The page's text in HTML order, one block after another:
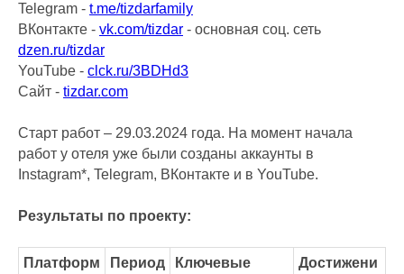
Telegram - t.me/tizdarfamily
ВКонтакте - vk.com/tizdar - основная соц. сеть
dzen.ru/tizdar
YouTube - clck.ru/3BDHd3
Сайт - tizdar.com
Старт работ – 29.03.2024 года. На момент начала
работ у отеля уже были созданы аккаунты в
Instagram*, Telegram, ВКонтакте и в YouTube.
Результаты по проекту:
Платформ
Период
Ключевые
Достижени